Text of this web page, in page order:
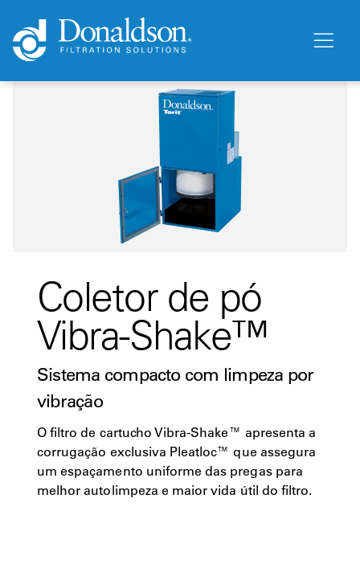
Coletor de pó
Vibra-Shake™
Sistema compacto com limpeza por
vibração
O filtro de cartucho Vibra-Shake™ apresenta a
corrugação exclusiva Pleatloc™ que assegura
um espaçamento uniforme das pregas para
melhor autolimpeza e maior vida útil do filtro.